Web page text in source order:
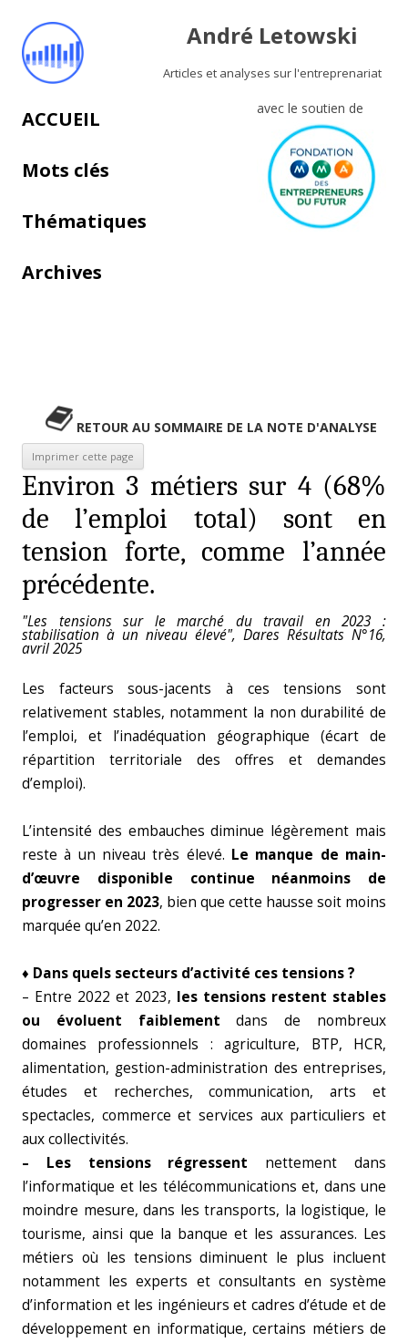
André Letowski
Articles et analyses sur l'entreprenariat
avec le soutien de
Aller au contenu principal
ACCUEIL
Mots clés
Thématiques
Archives
RETOUR AU SOMMAIRE DE LA NOTE D'ANALYSE
Environ 3 métiers sur 4 (68%
de l’emploi total) sont en
tension forte, comme l’année
précédente.
"Les tensions sur le marché du travail en 2023 :
stabilisation à un niveau élevé", Dares Résultats N°16,
avril 2025
Les facteurs sous-jacents à ces tensions sont
relativement stables, notamment la non durabilité de
l’emploi, et l’inadéquation géographique (écart de
répartition territoriale des offres et demandes
d’emploi).
L’intensité des embauches diminue légèrement mais
reste à un niveau très élevé. Le manque de main-
d’œuvre disponible continue néanmoins de
progresser en 2023, bien que cette hausse soit moins
marquée qu’en 2022.
♦ Dans quels secteurs d’activité ces tensions ?
– Entre 2022 et 2023, les tensions restent stables
ou évoluent faiblement dans de nombreux
domaines professionnels : agriculture, BTP, HCR,
alimentation, gestion-administration des entreprises,
études et recherches, communication, arts et
spectacles, commerce et services aux particuliers et
aux collectivités.
– Les tensions régressent nettement dans
l’informatique et les télécommunications et, dans une
moindre mesure, dans les transports, la logistique, le
tourisme, ainsi que la banque et les assurances. Les
métiers où les tensions diminuent le plus incluent
notamment les experts et consultants en système
d’information et les ingénieurs et cadres d’étude et de
développement en informatique, certains métiers de